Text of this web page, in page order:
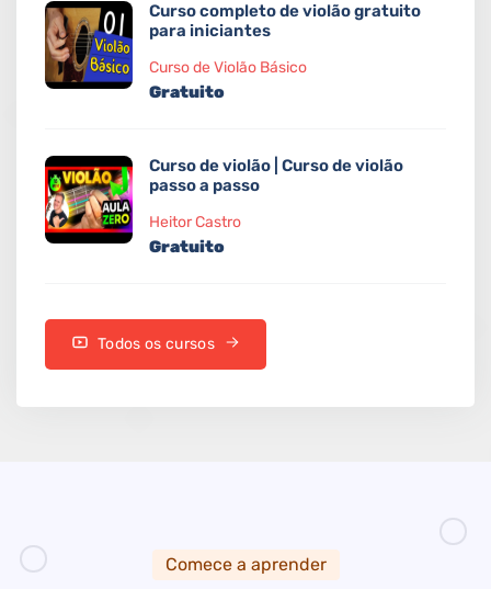
Curso completo de violão gratuito
para iniciantes
Curso de Violão Básico
Gratuito
Curso de violão | Curso de violão
passo a passo
Heitor Castro
Gratuito
Todos os cursos
Comece a aprender